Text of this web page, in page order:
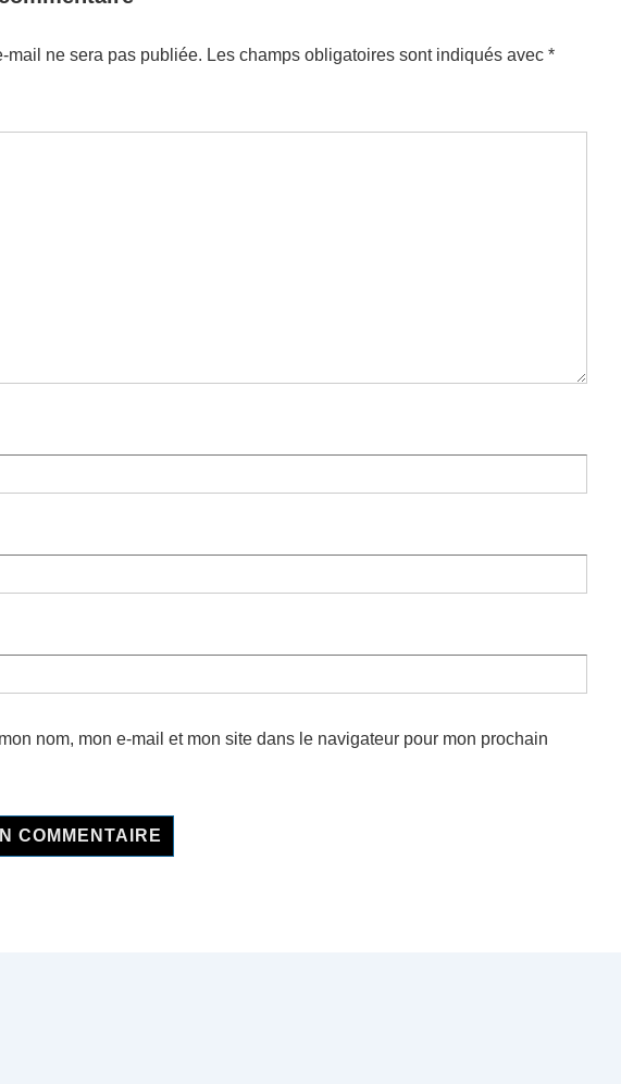
mail ne sera pas publiée. Les champs obligatoires sont indiqués avec *
nom, mon e-mail et mon site dans le navigateur pour mon prochain